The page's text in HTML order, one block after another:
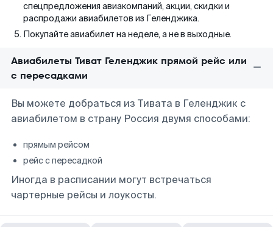
спецпредложения авиакомпаний, акции, скидки и
распродажи авиабилетов из Геленджика.
Покупайте авиабилет на неделе, а не в выходные.
Авиабилеты Тиват Геленджик прямой рейс или
с пересадками
Вы можете добраться из Тивата в Геленджик с
авиабилетом в страну Россия двумя способами:
прямым рейсом
рейс с пересадкой
Иногда в расписании могут встречаться
чартерные рейсы и лоукосты.